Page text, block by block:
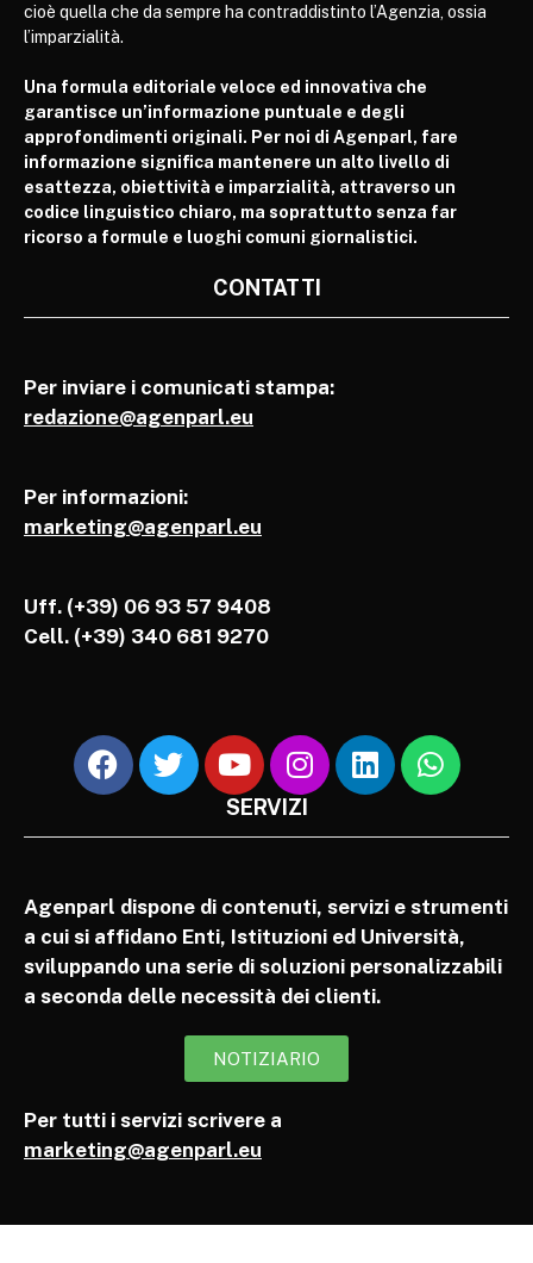
cioè quella che da sempre ha contraddistinto l’Agenzia, ossia
l’imparzialità.
Una formula editoriale veloce ed innovativa che
garantisce un’informazione puntuale e degli
approfondimenti originali. Per noi di Agenparl, fare
informazione significa mantenere un alto livello di
esattezza, obiettività e imparzialità, attraverso un
codice linguistico chiaro, ma soprattutto senza far
ricorso a formule e luoghi comuni giornalistici.
CONTATTI
Per inviare i comunicati stampa:
redazione@agenparl.eu
Per informazioni:
marketing@agenparl.eu
Uff. (+39) 06 93 57 9408
Cell. (+39) 340 681 9270
SERVIZI
Agenparl dispone di contenuti, servizi e strumenti
a cui si affidano Enti, Istituzioni ed Università,
sviluppando una serie di soluzioni personalizzabili
a seconda delle necessità dei clienti.
NOTIZIARIO
Per tutti i servizi scrivere a
marketing@agenparl.eu